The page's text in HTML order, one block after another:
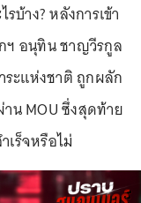
บ้าง? หลังการเข้า
ฯ อนุทิน ชาญวีรกูล
ระแห่งชาติ ถูกผลัก
น MOU ซึ่งสุดท้าย
เร็จหรือไม่